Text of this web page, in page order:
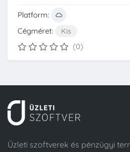
Platform:
Cégméret:
Kis
(0)
Üzleti szoftverek és pénzügyi